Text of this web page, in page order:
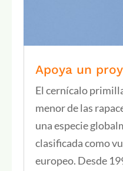
Apoya un
El cernícalo
menor de las
una especie
clasificada como
europeo. Desde